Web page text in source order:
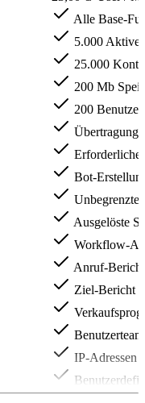
Alle Base-
5.000 Aktive
25.000
200 Mb
200
Übertragung
Erforderliche
Bot-
Unbegrenzte
Ausgelöste
Workflow-
Anruf-Bericht
Ziel-Bericht
IP-Adressen